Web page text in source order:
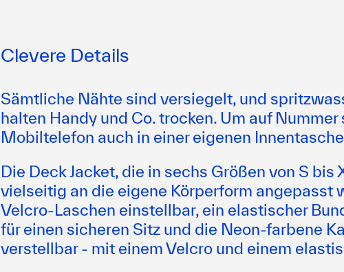
Clevere Details
Sämtliche Nähte sind versiegelt, und
halten Handy und Co. trocken. Um auf
Mobiltelefon auch in einer eigenen
Die Deck Jacket, die in sechs Größen von S
vielseitig an die eigene Körperform angepasst
Velcro-Laschen einstellbar, ein elastischer
für einen sicheren Sitz und die Neon-farbene
verstellbar - mit einem Velcro und einem